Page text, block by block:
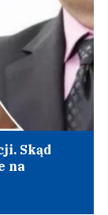
Skąd
na